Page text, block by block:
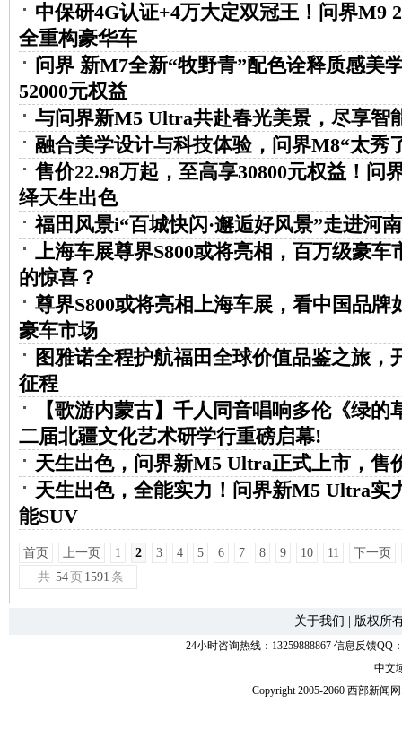
中保研4G认证+4万大定双冠王！问界M9
全重构豪华车
问界 新M7全新“牧野青”配色诠释质感美
52000元权益
与问界新M5 Ultra共赴春光美景，尽享智
融合美学设计与科技体验，问界M8“太秀
售价22.98万起，至高享30800元权益！问
绎天生出色
福田风景i“百城快闪·邂逅好风景”走进河
上海车展尊界S800或将亮相，百万级豪车
的惊喜？
尊界S800或将亮相上海车展，看中国品牌
豪车市场
图雅诺全程护航福田全球价值品鉴之旅，
征程
【歌游内蒙古】千人同音唱响多伦《绿的
二届北疆文化艺术研学行重磅启幕!
天生出色，问界新M5 Ultra正式上市，售
天生出色，全能实力！问界新M5 Ultra实
能SUV
首页 上一页 1 2 3 4 5 6 7 8 9 10 11
下一页
共 54 页 1591 条
关于我们 版权所
24小时咨询热线：13259888867 信息反馈QQ
中文
Copyright 2005-2060 西部新闻